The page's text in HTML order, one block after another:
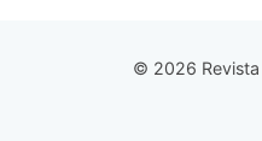
© 2026 Revista